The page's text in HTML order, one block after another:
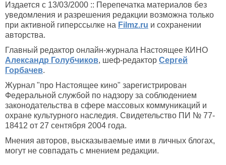
Издается с 13/03/2000 :: Перепечатка материалов без
уведомления и разрешения редакции возможна только
при активной гиперссылке на Filmz.ru и сохранении
авторства.
Главный редактор онлайн-журнала Настоящее КИНО
Александр Голубчиков, шеф-редактор Сергей
Горбачев.
Журнал "про Настоящее кино" зарегистрирован
Федеральной службой по надзору за соблюдением
законодательства в сфере массовых коммуникаций и
охране культурного наследия. Свидетельство ПИ № 77-
18412 от 27 сентября 2004 года.
Мнения авторов, высказываемые ими в личных блогах,
могут не совпадать с мнением редакции.